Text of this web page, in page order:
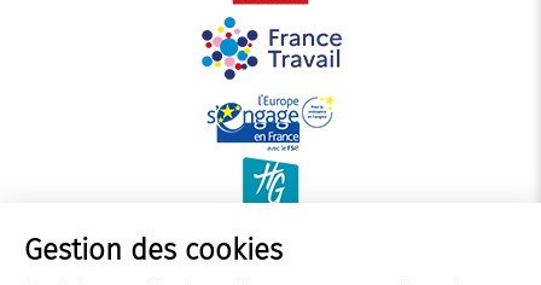
Gestion des cookies